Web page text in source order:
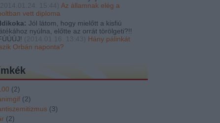
Az államnak elég a
vett diploma
Jól látom, hogy mielőtt a kisfiú
nyúlna, előtte az orrát törölgeti?!!
Hány pálinkát
Orbán naponta?
(2)
(2)
(3)
(2)